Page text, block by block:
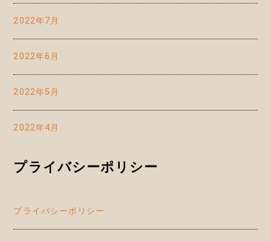
2022年7月
2022年6月
2022年5月
2022年4月
プライバシーポリシー
プライバシーポリシー